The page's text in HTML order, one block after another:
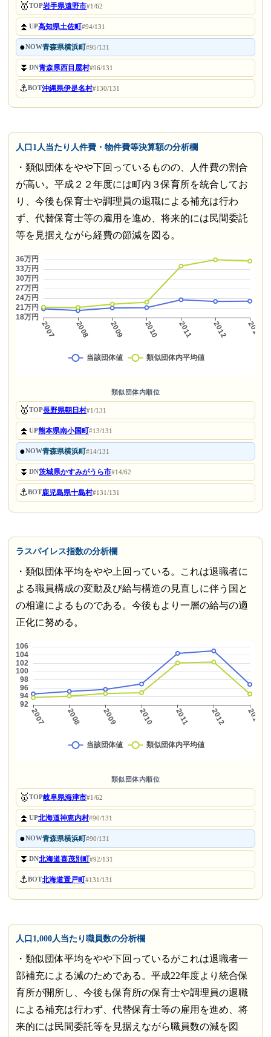
🥇TOP岩手県遠野市#1/62
⏫UP高知県土佐町#94/131
●NOW青森県横浜町#95/131
⏬DN青森県西目屋村#96/131
⚓BOT沖縄県伊是名村#130/131
人口1人当たり人件費・物件費等決算額の分析欄
・類似団体をやや下回っているものの、人件費の割合
が高い。平成２２年度には町内３保育所を統合してお
り、今後も保育士や調理員の退職による補充は行わ
ず、代替保育士等の雇用を進め、将来的には民間委託
等を見据えながら経費の節減を図る。
類似団体内順位
🥇TOP長野県朝日村#1/131
⏫UP熊本県南小国町#13/131
●NOW青森県横浜町#14/131
⏬DN茨城県かすみがうら市#14/62
⚓BOT鹿児島県十島村#131/131
ラスパイレス指数の分析欄
・類似団体平均をやや上回っている。これは退職者に
よる職員構成の変動及び給与構造の見直しに伴う国と
の相違によるものである。今後もより一層の給与の適
正化に努める。
類似団体内順位
🥇TOP岐阜県海津市#1/62
⏫UP北海道神恵内村#90/131
●NOW青森県横浜町#90/131
⏬DN北海道喜茂別町#92/131
⚓BOT北海道置戸町#131/131
人口1,000人当たり職員数の分析欄
・類似団体平均をやや下回っているがこれは退職者一
部補充による減のためである。平成22年度より統合保
育所が開所し、今後も保育所の保育士や調理員の退職
による補充は行わず、代替保育士等の雇用を進め、将
来的には民間委託等を見据えながら職員数の減を図